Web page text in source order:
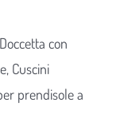
con
Cuscini
prendisole a